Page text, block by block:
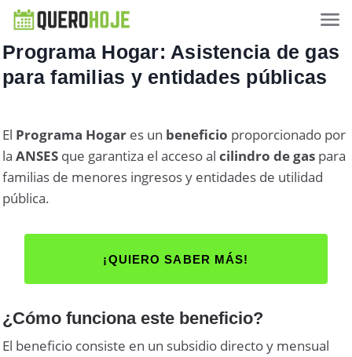
Programa Hogar: Asistencia de gas
para familias y entidades públicas
El Programa Hogar es un beneficio proporcionado por
laANSES que garantiza el acceso alcilindro de gas para
familias de menores ingresos y entidades de utilidad
pública.
¡QUIERO SABER MÁS!
¿Cómo funciona este beneficio?
El beneficio consiste en un subsidio directo y mensual